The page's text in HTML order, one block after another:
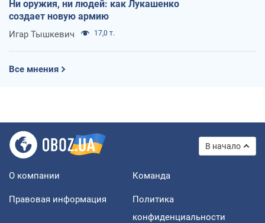
Ни оружия, ни людей: как Лукашенко
создает новую армию
Игар Тышкевич 17,0 т.
Все мнения
В начало
О компании Команда
Правовая информация
Политика
конфиденциальности